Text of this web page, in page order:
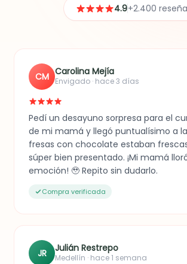
4.9+2.400
CM Carolina Mejía
Envigado · hace 3 días
Pedí un desayuno sorpresa para el
de mi mamá y llegó puntualísimo a
fresas con chocolate estaban
súper bien presentado. ¡Mi mamá
emoción! 🥹 Repito sin dudarlo.
Compra verificada
JR Julián Restrepo
Medellín · hace 1 semana